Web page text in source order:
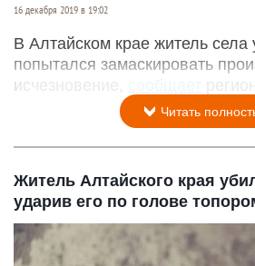
16 декабря 2019 в 19:02
В Алтайском крае житель
попытался замаскировать
исчезновение,
сообщает
Читать
Житель Алтайского края
ударив его по голове